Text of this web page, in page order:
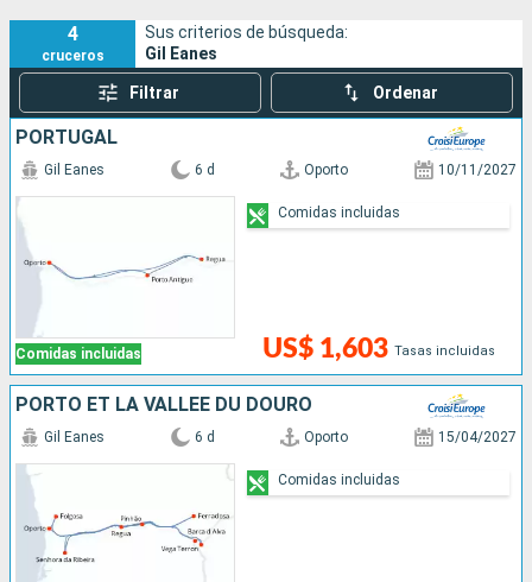
4
cruceros
Sus criterios de búsqueda:
Gil Eanes
Filtrar Ordenar
PORTUGAL
Comidas incluidas
Gil Eanes 6 d Oporto 10/11/2027
US$ 1,603 Tasas incluidas
Comidas incluidas
PORTO ET LA VALLÉE DU DOURO
Gil Eanes 6 d Oporto 15/04/2027
Comidas incluidas